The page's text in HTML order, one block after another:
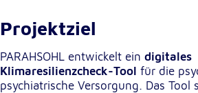
Projektziel
PARAHSOHL entwickelt ein digitales
Klimaresilienzcheck-Tool für die
psychiatrische Versorgung. Das Tool
Um Inhalte von Videoplattformen
Kartendiensten anzeigen zu
diesen externen Diensten
YouTube